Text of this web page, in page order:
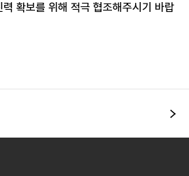
확보를 위해 적극 협조해주시기 바랍